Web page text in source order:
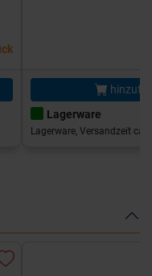
Lagerware
Lagerware, Versandzeit ca.